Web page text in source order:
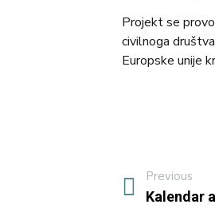
Projekt se
civilnoga
Europske unije
Previous
Kalendar